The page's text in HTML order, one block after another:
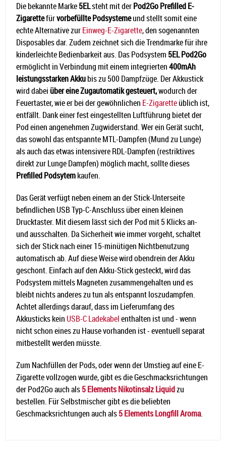
Die bekannte Marke5ELsteht mit derPod2Go Prefilled E-
Zigarettefürvorbefüllte Podsystemeund stellt somit eine
echte Alternative zurEinweg-E-Zigarette, den sogenannten
Disposables dar. Zudem zeichnet sich die Trendmarke für ihre
kinderleichte Bedienbarkeit aus. Das Podsystem 5EL Pod2Go
ermöglicht in Verbindung mit einem integrierten400mAh
leistungsstarken Akkubis zu 500 Dampfzüge. Der Akkustick
wird dabeiüber eine Zugautomatik gesteuert,wodurch der
Feuertaster, wie er bei der gewöhnlichen E-Zigaretteüblich ist,
entfällt. Dank einer fest eingestellten Luftführung bietet der
Pod einen angenehmen Zugwiderstand. Wer ein Gerät sucht,
das sowohl das entspannte MTL-Dampfen (Mund zu Lunge)
als auch das etwas intensivere RDL-Dampfen (restriktives
direkt zur Lunge Dampfen) möglich macht, sollte dieses
Prefilled Podsytemkaufen.
Das Gerät verfügt neben einem an der Stick-Unterseite
befindlichen USB Typ-C-Anschluss über einen kleinen
Drucktaster. Mit diesem lässt sich der Pod mit 5 Klicks an-
und ausschalten. Da Sicherheit wie immer vorgeht, schaltet
sich der Stick nach einer 15-minütigen Nichtbenutzung
automatisch ab. Auf diese Weise wird obendrein der Akku
geschont. Einfach auf den Akku-Stick gesteckt, wird das
Podsystem mittels Magneten zusammengehalten und es
bleibt nichts anderes zu tun als entspannt loszudampfen.
Achtet allerdings darauf, dass im Lieferumfang des
Akkusticks kein USB-C Ladekabelenthalten ist und - wenn
nicht schon eines zu Hause vorhanden ist - eventuell separat
mitbestellt werden müsste.
Zum Nachfüllen der Pods, oder wenn der Umstieg auf eine E-
Zigarette vollzogen wurde, gibt es die Geschmacksrichtungen
der Pod2Go auch als5 Elements Nikotinsalz Liquidzu
bestellen. Für Selbstmischer gibt es die beliebten
Geschmacksrichtungen auch als5 Elements Longfill Aroma.